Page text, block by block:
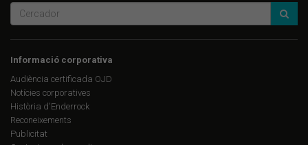
Informació corporativa
Audiència certificada OJD
Notícies corporatives
Història d'Enderrock
Reconeixements
Publicitat